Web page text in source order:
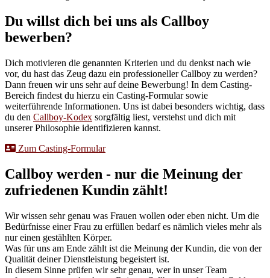
Du willst dich bei uns als Callboy
bewerben?
Dich motivieren die genannten Kriterien und du denkst nach wie
vor, du hast das Zeug dazu ein professioneller Callboy zu werden?
Dann freuen wir uns sehr auf deine Bewerbung! In dem Casting-
Bereich findest du hierzu ein Casting-Formular sowie
weiterführende Informationen. Uns ist dabei besonders wichtig, dass
du den Callboy-Kodex sorgfältig liest, verstehst und dich mit
unserer Philosophie identifizieren kannst.
Zum Casting-Formular
Callboy werden - nur die Meinung der
zufriedenen Kundin zählt!
Wir wissen sehr genau was Frauen wollen oder eben nicht. Um die
Bedürfnisse einer Frau zu erfüllen bedarf es nämlich vieles mehr als
nur einen gestählten Körper.
Was für uns am Ende zählt ist die Meinung der Kundin, die von der
Qualität deiner Dienstleistung begeistert ist.
In diesem Sinne prüfen wir sehr genau, wer in unser Team